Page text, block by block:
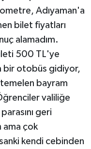
Adıyaman'a
bilet fiyatları
alamadım.
500 TL'ye
bir otobüs gidiyor,
bayram
valiliğe
geri
ama çok
kendi cebinden